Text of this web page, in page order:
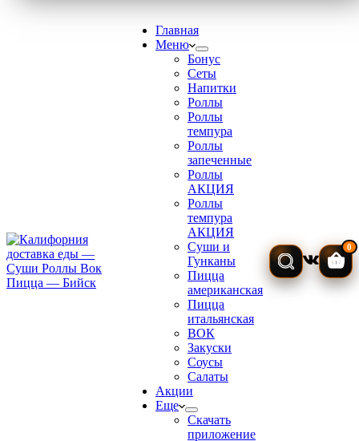
Главная
Меню
Бонус
Сеты
Напитки
Роллы
Роллы
темпура
Роллы
запеченные
Роллы
АКЦИЯ
Роллы
темпура
АКЦИЯ
Суши и
Гунканы
Пицца
американская
Пицца
итальянская
ВОК
Закуски
Соусы
Салаты
Акции
Еще
Скачать
приложение
0